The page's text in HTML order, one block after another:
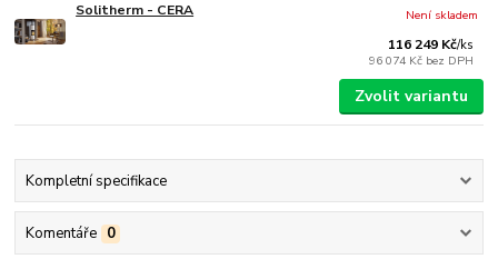
Solitherm - CERA
116 249 Kč/ks
96 074 Kč bez DPH
Není skladem
Zvolit variantu
Kompletní specifikace
Komentáře 0